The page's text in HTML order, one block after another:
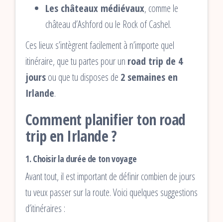
Les châteaux médiévaux, comme le
château d’Ashford ou le Rock of Cashel.
Ces lieux s’intègrent facilement à n’importe quel
itinéraire, que tu partes pour un road trip de 4
joursou que tu disposes de 2 semaines en
Irlande.
Comment planifier ton road
trip en Irlande ?
1. Choisir la durée de ton voyage
Avant tout, il est important de définir combien de jours
tu veux passer sur la route. Voici quelques suggestions
d’itinéraires :